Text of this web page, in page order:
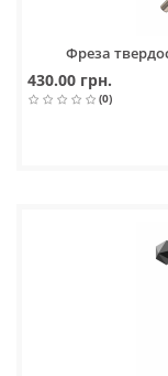
Фреза
430.00 грн.
(0)